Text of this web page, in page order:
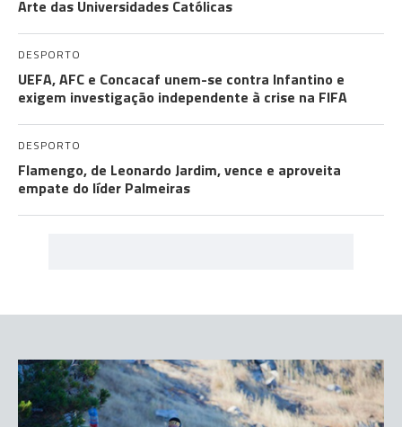
Arte das Universidades Católicas
DESPORTO
UEFA, AFC e Concacaf unem-se contra Infantino e
exigem investigação independente à crise na FIFA
DESPORTO
Flamengo, de Leonardo Jardim, vence e aproveita
empate do líder Palmeiras